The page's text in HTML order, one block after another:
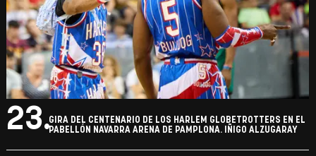
23.GIRA DEL CENTENARIO DE LOS HARLEM GLOBETROTTERS EN EL
PABELLÓN NAVARRA ARENA DE PAMPLONA. IÑIGO ALZUGARAY